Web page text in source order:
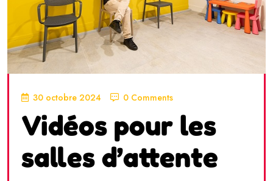
30 octobre 2024 0 Comments
Vidéos pour les
salles d’attente